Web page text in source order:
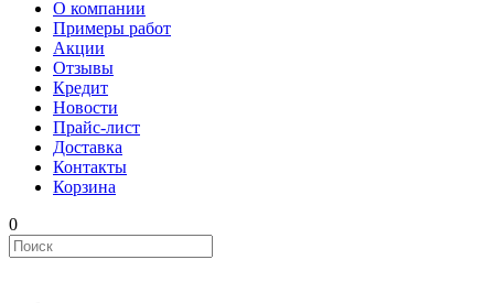
О компании
Примеры работ
Акции
Отзывы
Кредит
Новости
Прайс-лист
Доставка
Контакты
Корзина
0